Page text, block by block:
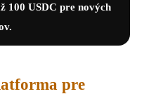
100 USDC pre nových
pre